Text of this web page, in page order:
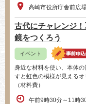
高崎市役所庁舎前広
古代にチャレンジ
鏡をつくろう
イベント
身近な材料を使い、本体
すと虹色の模様が見える
（材料費）
午前9時30分～11時